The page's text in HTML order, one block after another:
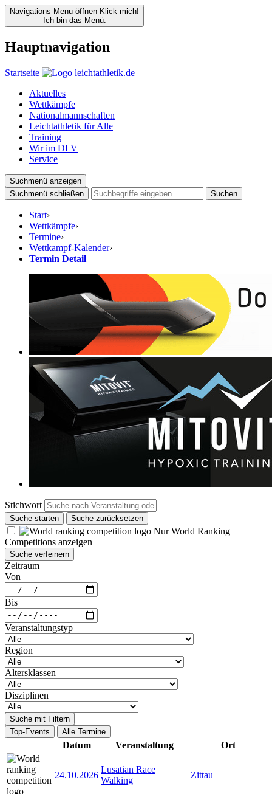
Navigations Menu öffnen Klick mich!
Ich bin das Menü.
Hauptnavigation
Startseite
Aktuelles
Wettkämpfe
Nationalmannschaften
Leichtathletik für Alle
Training
Wir im DLV
Service
Suchmenü anzeigen
Suchmenü schließen
Suchen
Start›
Wettkämpfe›
Termine›
Wettkampf-Kalender›
Termin Detail
Stichwort
Suche starten Suche zurücksetzen
Nur World Ranking
Competitions anzeigen
Suche verfeinern
Zeitraum
Von
Bis
Veranstaltungstyp
Region
Altersklassen
Disziplinen
Suche mit Filtern
Top-Events
Alle Termine
Datum Veranstaltung Ort
24.10.2026
Lusatian Race
Walking
Zittau